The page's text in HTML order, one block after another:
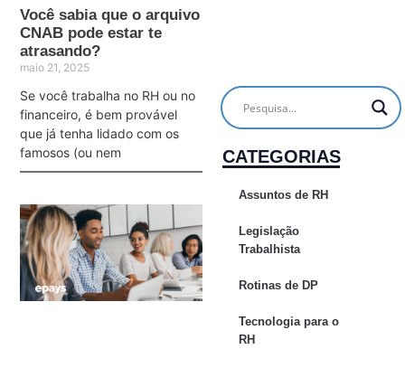
Você sabia que o arquivo
CNAB pode estar te
atrasando?
maio 21, 2025
Se você trabalha no RH ou no
financeiro, é bem provável
que já tenha lidado com os
famosos (ou nem
CATEGORIAS
Assuntos de RH
Legislação
Trabalhista
Rotinas de DP
Tecnologia para o
RH